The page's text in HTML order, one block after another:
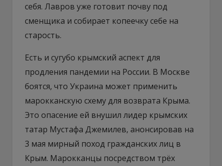
себя. Лавров уже готовит почву под
сменщика и собирает копеечку себе на
старость.
Есть и сугубо крымский аспект для
продления пандемии на России. В Москве
боятся, что Украина может применить
марокканскую схему для возврата Крыма.
Это опасение ей внушил лидер крымских
татар Мустафа Джемилев, анонсировав на
3 мая мирный поход гражданских лиц в
Крым. Марокканцы посредством трёх